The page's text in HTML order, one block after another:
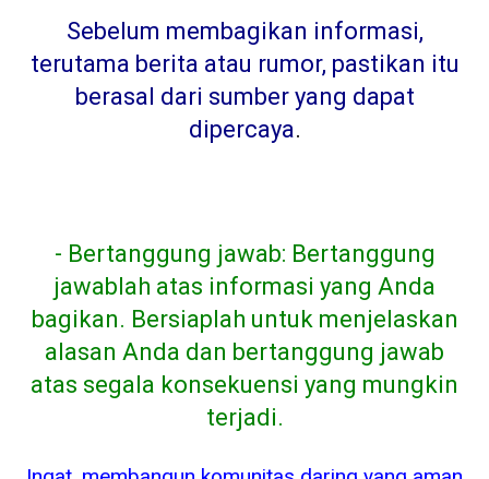
Sebelum membagikan informasi,
terutama berita atau rumor, pastikan itu
berasal dari sumber yang dapat
dipercaya.
- Bertanggung jawab: Bertanggung
jawablah atas informasi yang Anda
bagikan. Bersiaplah untuk menjelaskan
alasan Anda dan bertanggung jawab
atas segala konsekuensi yang mungkin
terjadi.